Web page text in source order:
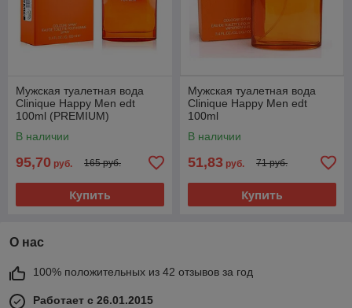
Мужская туалетная вода
Clinique Happy Men edt
100ml (PREMIUM)
В наличии
95,70 руб. 165 руб.
Купить
Мужская туалетная вода
Clinique Happy Men edt
100ml
В наличии
51,83 руб. 71 руб.
Купить
О нас
100% положительных из 42 отзывов за год
Работает с 26.01.2015